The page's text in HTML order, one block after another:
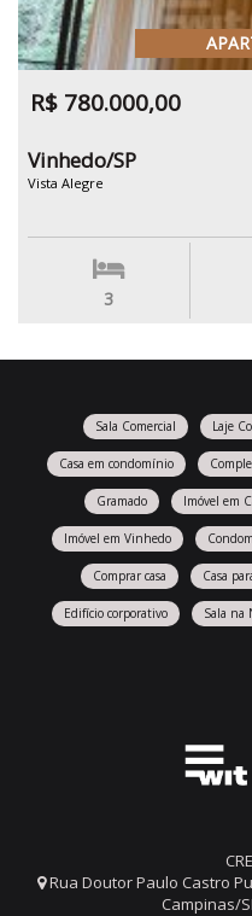
R$ 780.000,00
Vinhedo/SP
Vista Alegre
3
Sala Comercial Laje
Casa em condomínio
Gramado Imóvel em
Imóvel em Vinhedo
Comprar casa Casa
Edifício corporativo Sala na
Rua Doutor Paulo Castro
Campinas/